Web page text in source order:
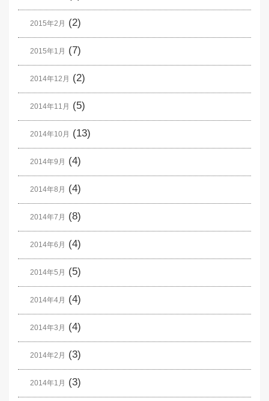
2015年2月 (2)
2015年1月 (7)
2014年12月 (2)
2014年11月 (5)
2014年10月 (13)
2014年9月 (4)
2014年8月 (4)
2014年7月 (8)
2014年6月 (4)
2014年5月 (5)
2014年4月 (4)
2014年3月 (4)
2014年2月 (3)
2014年1月 (3)